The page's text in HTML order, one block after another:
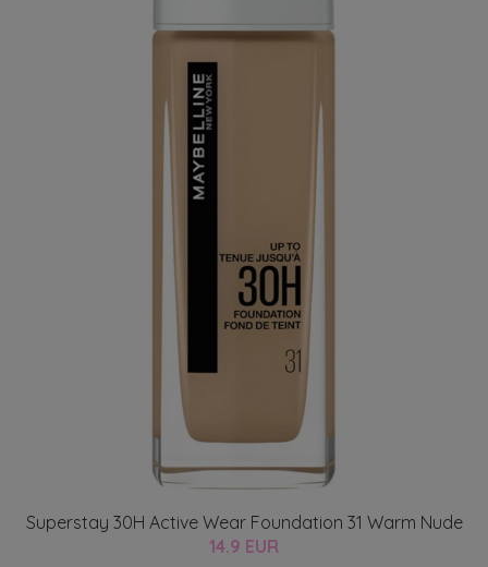
Superstay 30H Active Wear Foundation 31 Warm Nude
14.9 EUR